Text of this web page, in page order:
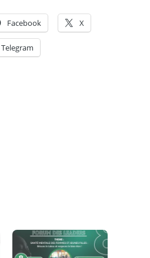
Facebook X
Telegram